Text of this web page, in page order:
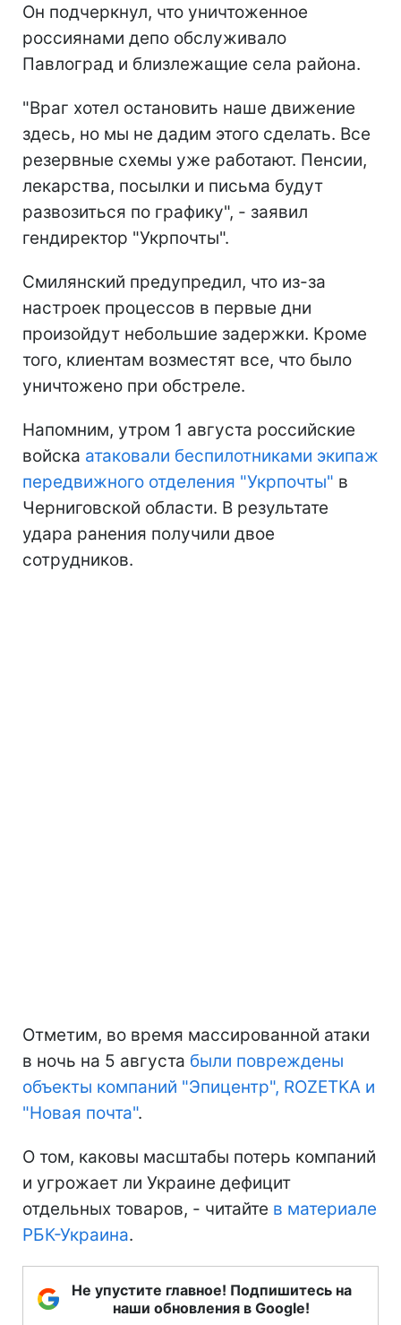
Он подчеркнул, что уничтоженное
россиянами депо обслуживало
Павлоград и близлежащие села района.
"Враг хотел остановить наше движение
здесь, но мы не дадим этого сделать. Все
резервные схемы уже работают. Пенсии,
лекарства, посылки и письма будут
развозиться по графику", - заявил
гендиректор "Укрпочты".
Смилянский предупредил, что из-за
настроек процессов в первые дни
произойдут небольшие задержки. Кроме
того, клиентам возместят все, что было
уничтожено при обстреле.
Напомним, утром 1 августа российские
войска атаковали беспилотниками экипаж
передвижного отделения "Укрпочты" в
Черниговской области. В результате
удара ранения получили двое
сотрудников.
Отметим, во время массированной атаки
в ночь на 5 августа были повреждены
объекты компаний "Эпицентр", ROZETKA и
"Новая почта".
О том, каковы масштабы потерь компаний
и угрожает ли Украине дефицит
отдельных товаров, - читайте в материале
РБК-Украина.
Не упустите главное! Подпишитесь на
наши обновления в Google!